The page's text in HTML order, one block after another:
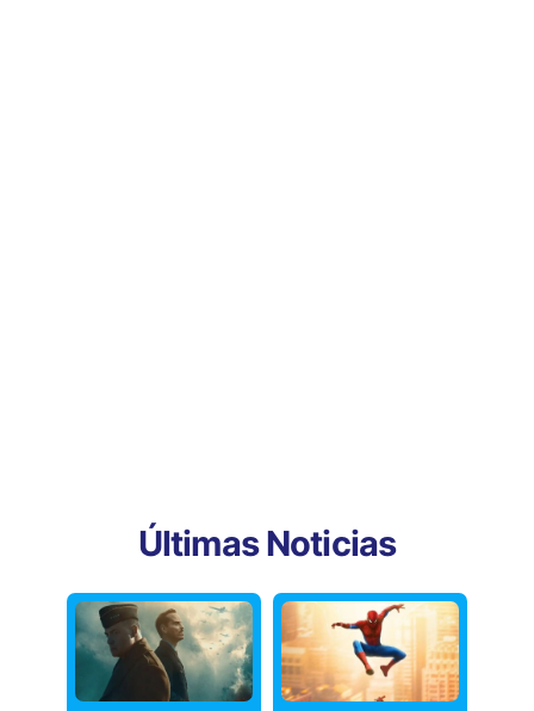
Últimas Noticias